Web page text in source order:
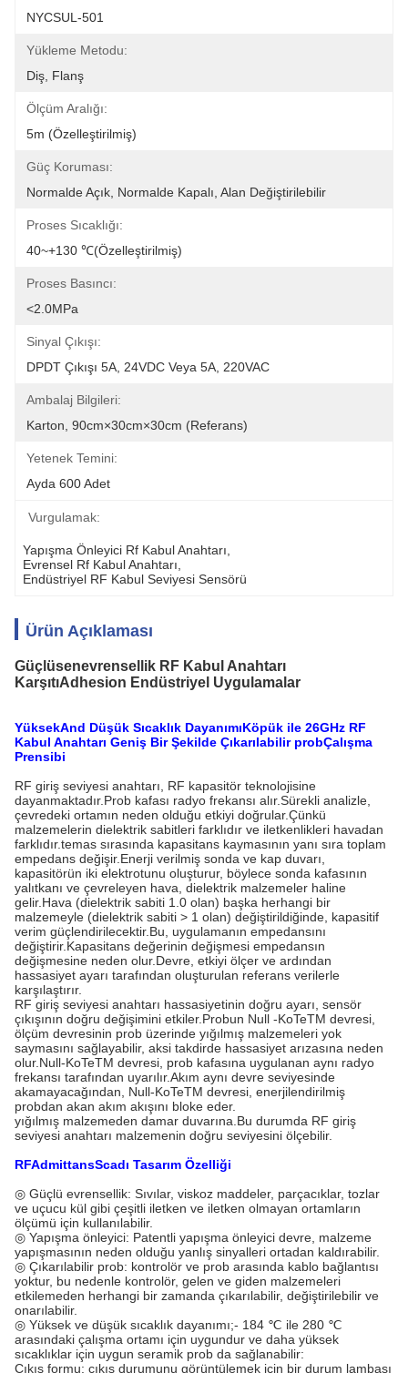
NYCSUL-501
Yükleme Metodu:
Diş, Flanş
Ölçüm Aralığı:
5m (özelleştirilmiş)
Güç Koruması:
Normalde Açık, Normalde Kapalı, Alan Değiştirilebilir
Proses Sıcaklığı:
40~+130 ℃(özelleştirilmiş)
Proses Basıncı:
<2.0MPa
Sinyal Çıkışı:
DPDT Çıkışı 5A, 24VDC Veya 5A, 220VAC
Ambalaj Bilgileri:
Karton, 90cm×30cm×30cm (referans)
Yetenek Temini:
Ayda 600 Adet
Vurgulamak:
Yapışma Önleyici Rf Kabul Anahtarı
Evrensel Rf Kabul Anahtarı
Endüstriyel RF Kabul Seviyesi Sensörü
Ürün Açıklaması
Güçlüsenevrensellik RF Kabul Anahtarı
KarşıtıAdhesion Endüstriyel Uygulamalar
YüksekAnd Düşük Sıcaklık DayanımıKöpük ile 26GHz RF
Kabul Anahtarı Geniş Bir Şekilde Çıkarılabilir probÇalışma
Prensibi
RF giriş seviyesi anahtarı, RF kapasitör teknolojisine
dayanmaktadır.Prob kafası radyo frekansı alır.Sürekli analizle,
çevredeki ortamın neden olduğu etkiyi doğrular.Çünkü
malzemelerin dielektrik sabitleri farklıdır ve iletkenlikleri havadan
farklıdır.temas sırasında kapasitans kaymasının yanı sıra toplam
empedans değişir.Enerji verilmiş sonda ve kap duvarı,
kapasitörün iki elektrotunu oluşturur, böylece sonda kafasının
yalıtkanı ve çevreleyen hava, dielektrik malzemeler haline
gelir.Hava (dielektrik sabiti 1.0 olan) başka herhangi bir
malzemeyle (dielektrik sabiti > 1 olan) değiştirildiğinde, kapasitif
verim güçlendirilecektir.Bu, uygulamanın empedansını
değiştirir.Kapasitans değerinin değişmesi empedansın
değişmesine neden olur.Devre, etkiyi ölçer ve ardından
hassasiyet ayarı tarafından oluşturulan referans verilerle
karşılaştırır.
RF giriş seviyesi anahtarı hassasiyetinin doğru ayarı, sensör
çıkışının doğru değişimini etkiler.Probun Null -KoTeTM devresi,
ölçüm devresinin prob üzerinde yığılmış malzemeleri yok
saymasını sağlayabilir, aksi takdirde hassasiyet arızasına neden
olur.Null-KoTeTM devresi, prob kafasına uygulanan aynı radyo
frekansı tarafından uyarılır.Akım aynı devre seviyesinde
akamayacağından, Null-KoTeTM devresi, enerjilendirilmiş
probdan akan akım akışını bloke eder.
yığılmış malzemeden damar duvarına.Bu durumda RF giriş
seviyesi anahtarı malzemenin doğru seviyesini ölçebilir.
RFAdmittansScadı Tasarım Özelliği
◎ Güçlü evrensellik: Sıvılar, viskoz maddeler, parçacıklar, tozlar
ve uçucu kül gibi çeşitli iletken ve iletken olmayan ortamların
ölçümü için kullanılabilir.
◎ Yapışma önleyici: Patentli yapışma önleyici devre, malzeme
yapışmasının neden olduğu yanlış sinyalleri ortadan kaldırabilir.
◎ Çıkarılabilir prob: kontrolör ve prob arasında kablo bağlantısı
yoktur, bu nedenle kontrolör, gelen ve giden malzemeleri
etkilemeden herhangi bir zamanda çıkarılabilir, değiştirilebilir ve
onarılabilir.
◎ Yüksek ve düşük sıcaklık dayanımı;- 184 ℃ ile 280 ℃
arasındaki çalışma ortamı için uygundur ve daha yüksek
sıcaklıklar için uygun seramik prob da sağlanabilir:
Çıkış formu: çıkış durumunu görüntülemek için bir durum lambası